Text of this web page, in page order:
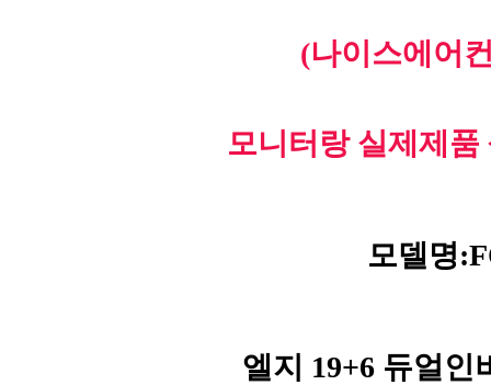
(나이스에어
모니터랑 실제제
모델명
엘지 19+6 듀얼인